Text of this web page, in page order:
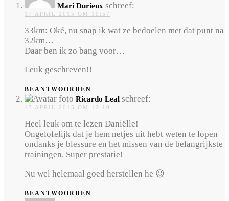
Mari Durieux schreef:
17 APRIL 2015 OM 10:57
33km: Oké, nu snap ik wat ze bedoelen met dat punt na
32km…
Daar ben ik zo bang voor…
Leuk geschreven!!
BEANTWOORDEN
Ricardo Leal schreef:
17 APRIL 2015 OM 12:19
Heel leuk om te lezen Daniëlle!
Ongelofelijk dat je hem netjes uit hebt weten te lopen
ondanks je blessure en het missen van de belangrijkste
trainingen. Super prestatie!
Nu wel helemaal goed herstellen he 😉
BEANTWOORDEN